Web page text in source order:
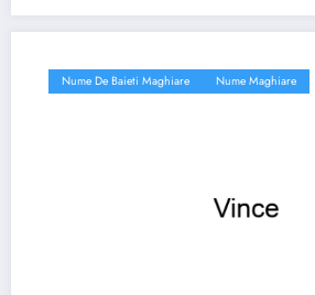
Nume De Baieti Maghiare Nume Maghiare